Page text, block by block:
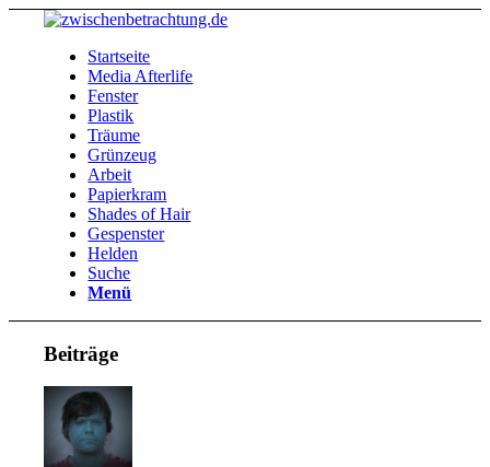
Startseite
Media Afterlife
Fenster
Plastik
Träume
Grünzeug
Arbeit
Papierkram
Shades of Hair
Gespenster
Helden
Suche
Menü
Beiträge